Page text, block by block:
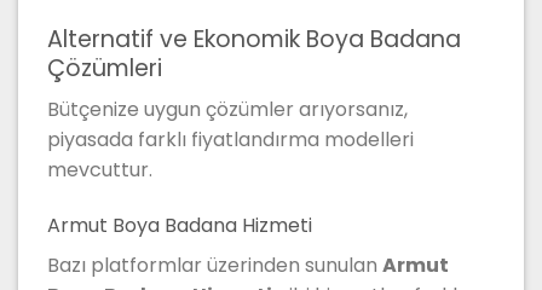
Alternatif ve Ekonomik Boya Badana
Çözümleri
Bütçenize uygun çözümler arıyorsanız,
piyasada farklı fiyatlandırma modelleri
mevcuttur.
Armut Boya Badana Hizmeti
Bazı platformlar üzerinden sunulan Armut